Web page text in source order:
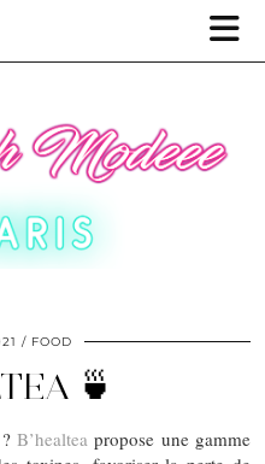
FOOD
🍵
?B’healtea propose une gamme